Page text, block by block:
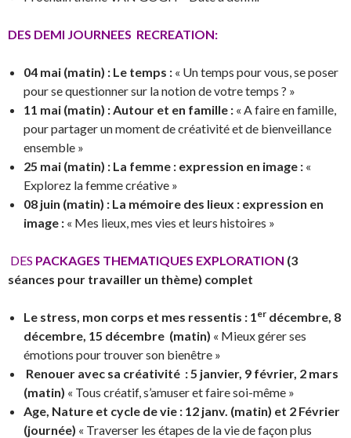
DES DEMI JOURNEES RECREATION:
04 mai (matin) : Le temps : « Un temps pour vous, se poser
pour se questionner sur la notion de votre temps ? »
11 mai (matin) : Autour et en famille : « A faire en famille,
pour partager un moment de créativité et de bienveillance
ensemble »
25 mai (matin) : La femme : expression en image : «
Explorez la femme créative »
08 juin (matin) : La mémoire des lieux : expression en
image : « Mes lieux, mes vies et leurs histoires »
DES PACKAGES THEMATIQUES EXPLORATION (3
séances pour travailler un thème) complet
Le stress, mon corps et mes ressentis : 1er décembre, 8
décembre, 15 décembre (matin) « Mieux gérer ses
émotions pour trouver son bienêtre »
Renouer avec sa créativité : 5 janvier, 9 février, 2 mars
(matin) « Tous créatif, s’amuser et faire soi-même »
Age, Nature et cycle de vie : 12 janv. (matin) et 2 Février
(journée) « Traverser les étapes de la vie de façon plus